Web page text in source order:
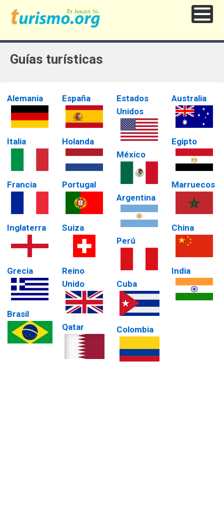
Guías turísticas
Alemania
Italia
Francia
Inglaterra
Grecia
Brasil
España
Holanda
Portugal
Suiza
Reino
Unido
Qatar
Estados
Unidos
México
Argentina
Perú
Cuba
Colombia
Australia
Egipto
Marruecos
China
India